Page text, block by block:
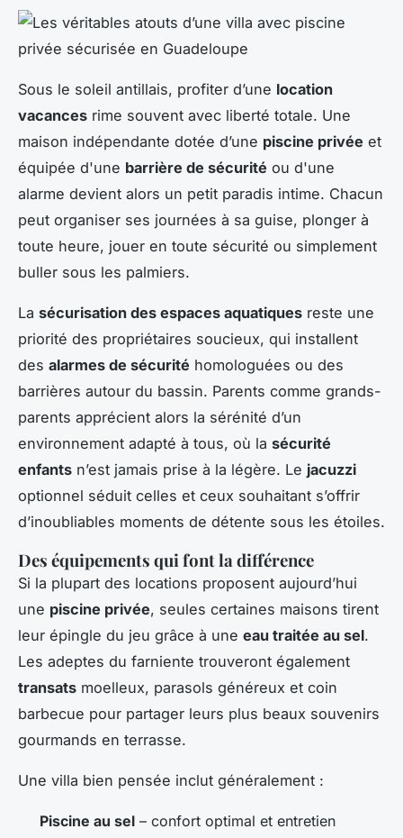
Sous le soleil antillais, profiter d’une location
vacances rime souvent avec liberté totale. Une
maison indépendante dotée d’une piscine privée et
équipée d'une barrière de sécurité ou d'une
alarme devient alors un petit paradis intime. Chacun
peut organiser ses journées à sa guise, plonger à
toute heure, jouer en toute sécurité ou simplement
buller sous les palmiers.
La sécurisation des espaces aquatiques reste une
priorité des propriétaires soucieux, qui installent
des alarmes de sécurité homologuées ou des
barrières autour du bassin. Parents comme grands-
parents apprécient alors la sérénité d’un
environnement adapté à tous, où la sécurité
enfants n’est jamais prise à la légère. Le jacuzzi
optionnel séduit celles et ceux souhaitant s’offrir
d’inoubliables moments de détente sous les étoiles.
Des équipements qui font la différence
Si la plupart des locations proposent aujourd’hui
une piscine privée, seules certaines maisons tirent
leur épingle du jeu grâce à une eau traitée au sel.
Les adeptes du farniente trouveront également
transats moelleux, parasols généreux et coin
barbecue pour partager leurs plus beaux souvenirs
gourmands en terrasse.
Une villa bien pensée inclut généralement :
Piscine au sel – confort optimal et entretien